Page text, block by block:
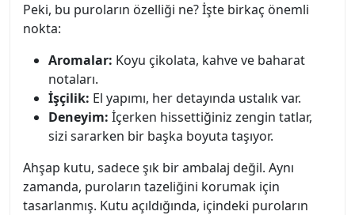
Peki, bu puroların özelliği ne? İşte birkaç önemli
nokta:
Aromalar: Koyu çikolata, kahve ve baharat
notaları.
İşçilik: El yapımı, her detayında ustalık var.
Deneyim: İçerken hissettiğiniz zengin tatlar,
sizi sararken bir başka boyuta taşıyor.
Ahşap kutu, sadece şık bir ambalaj değil. Aynı
zamanda, puroların tazeliğini korumak için
tasarlanmış. Kutu açıldığında, içindeki puroların